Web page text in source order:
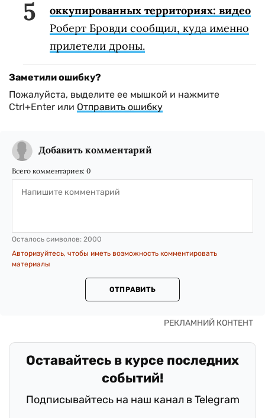
оккупированных территориях: видео
Роберт Бровди сообщил, куда именно
прилетели дроны.
Заметили ошибку?
Пожалуйста, выделите ее мышкой и нажмите
Ctrl+Enter или Отправить ошибку
Добавить комментарий
Всего комментариев: 0
Осталось символов: 2000
Авторизуйтесь, чтобы иметь возможность комментировать
материалы
ОТПРАВИТЬ
Оставайтесь в курсе последних
событий!
Подписывайтесь на наш канал в Telegram